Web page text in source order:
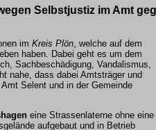
Selbstjustiz im Amt
im Kreis Plön , welche auf dem
haben. Dabei geht es um dem
Sachbeschädigung, Vandalismus,
nahe, dass dabei Amtsträger und
Selent und in der Gemeinde
eine Strassenlaterne ohne eine
aufgebaut und in Betrieb